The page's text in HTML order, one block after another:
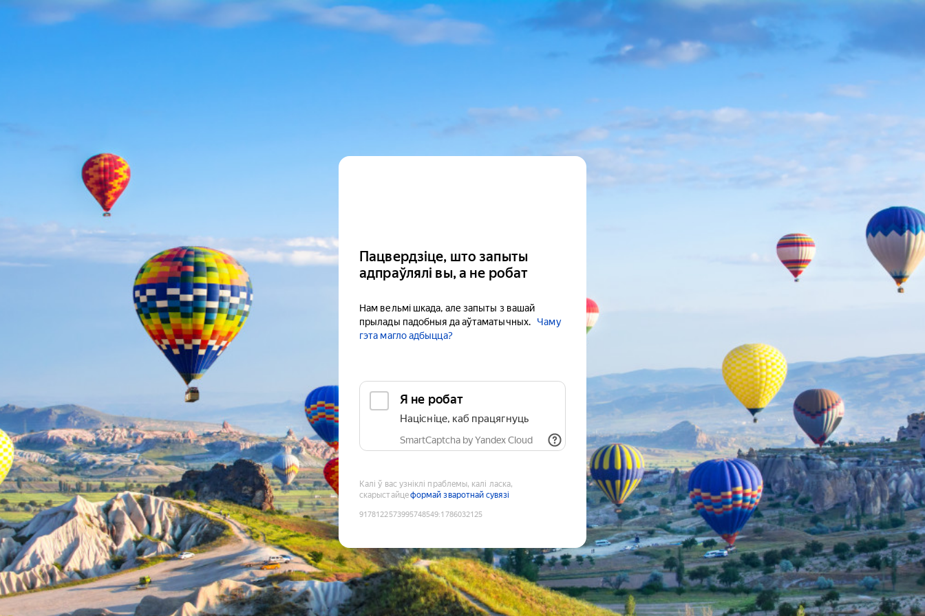
Пацвердзіце, што запыты
адпраўлялі вы, а не робат
Нам вельмі шкада, але запыты з вашай
прылады падобныя да аўтаматычных.
Чаму
гэта магло адбыцца?
Я не робат
Націсніце, каб працягнуць
SmartCaptcha by Yandex Cloud
Калі ў вас узніклі праблемы, калі ласка,
скарыстайцеформай зваротнай сувязі
9178122573995748549:1786032125